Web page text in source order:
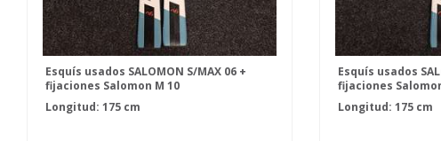
Esquís usados SALOMON S/MAX 06 +
fijaciones Salomon M 10
Longitud: 175 cm
Esquís usados
fijaciones
Longitud: 175 cm